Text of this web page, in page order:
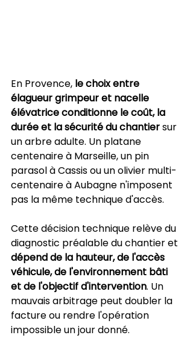
En Provence, le choix entre
élagueur grimpeur et nacelle
élévatrice conditionne le coût, la
durée et la sécurité du chantier sur
un arbre adulte. Un platane
centenaire à Marseille, un pin
parasol à Cassis ou un olivier multi-
centenaire à Aubagne n'imposent
pas la même technique d'accès.
Cette décision technique relève du
diagnostic préalable du chantier et
dépend de la hauteur, de l'accès
véhicule, de l'environnement bâti
et de l'objectif d'intervention. Un
mauvais arbitrage peut doubler la
facture ou rendre l'opération
impossible un jour donné.